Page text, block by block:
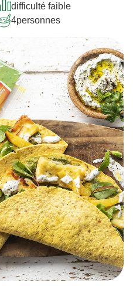
recipe
difficulté faible
4personnes